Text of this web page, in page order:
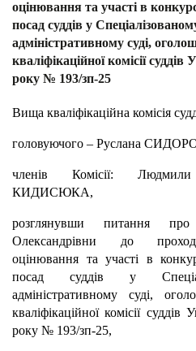
оцінювання та участі в
посад суддів у
адміністративному суді,
кваліфікаційної комісії
року № 193/зп-25
Вища кваліфікаційна комісія
головуючого – Руслана
членів Комісії:
КИДИСЮКА,
розглянувши питання
Олександрівни до
оцінювання та участі в
посад суддів у
адміністративному суді,
кваліфікаційної комісії
року № 193/зп-25,